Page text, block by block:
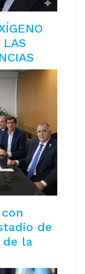
LAS
de
de la